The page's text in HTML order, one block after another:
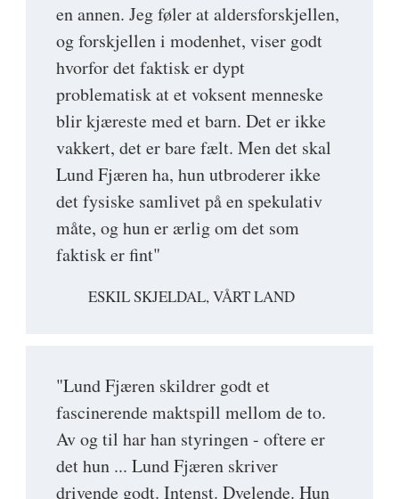
en annen. Jeg føler at aldersforskjellen,
og forskjellen i modenhet, viser godt
hvorfor det faktisk er dypt
problematisk at et voksent menneske
blir kjæreste med et barn. Det er ikke
vakkert, det er bare fælt. Men det skal
Lund Fjæren ha, hun utbroderer ikke
det fysiske samlivet på en spekulativ
måte, og hun er ærlig om det som
faktisk er fint"
ESKIL SKJELDAL, VÅRT LAND
"Lund Fjæren skildrer godt et
fascinerende maktspill mellom de to.
Av og til har han styringen - oftere er
det hun ... Lund Fjæren skriver
drivende godt. Intenst. Dvelende. Hun